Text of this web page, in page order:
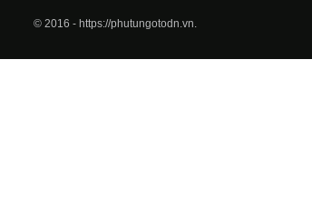
© 2016 - https://phutungotodn.vn.